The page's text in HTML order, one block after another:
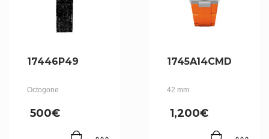
17446P49
Octogone
500€
1745A14CMD
42 mm
1,200€